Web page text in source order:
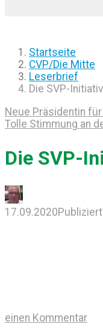
Startseite
CVP/Die Mitte
Leserbrief
Die SVP-
Neue Präsidentin
Tolle Stimmung an
Die SVP-
17.09.2020
einen Kommentar